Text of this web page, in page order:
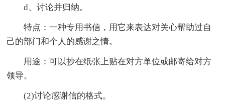
d、讨论并归纳。
特点：一种专用书信，用它来表达对关心帮助过自
己的部门和个人的感谢之情。
用途：可以抄在纸张上贴在对方单位或邮寄给对方
领导。
(2)讨论感谢信的格式。